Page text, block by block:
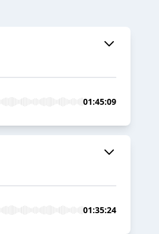
01:45:09
01:35:24